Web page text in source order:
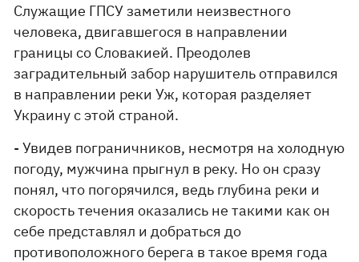
Служащие ГПСУ заметили неизвестного
человека, двигавшегося в направлении
границы со Словакией. Преодолев
заградительный забор нарушитель отправился
в направлении реки Уж, которая разделяет
Украину с этой страной.
- Увидев пограничников, несмотря на холодную
погоду, мужчина прыгнул в реку. Но он сразу
понял, что погорячился, ведь глубина реки и
скорость течения оказались не такими как он
себе представлял и добраться до
противоположного берега в такое время года